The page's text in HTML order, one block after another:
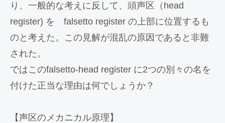
り、一般的な考えに反して、頭声区（head
register) を falsetto register の上部に位置するも
のと考えた。この見解が混乱の原因であると非難
された。
ではこのfalsetto-head register に2つの別々の名を
付けた正当な理由は何でしょうか？
【声区のメカニカル原理】